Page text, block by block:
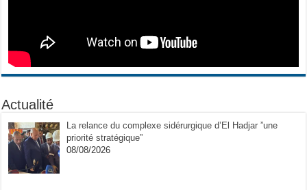
Actualité
La relance du complexe sidérurgique d’El Hadjar ”une
priorité stratégique”
08/08/2026